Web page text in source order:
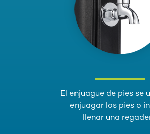
El enjuague de pies se
enjuagar los pies o
llenar una